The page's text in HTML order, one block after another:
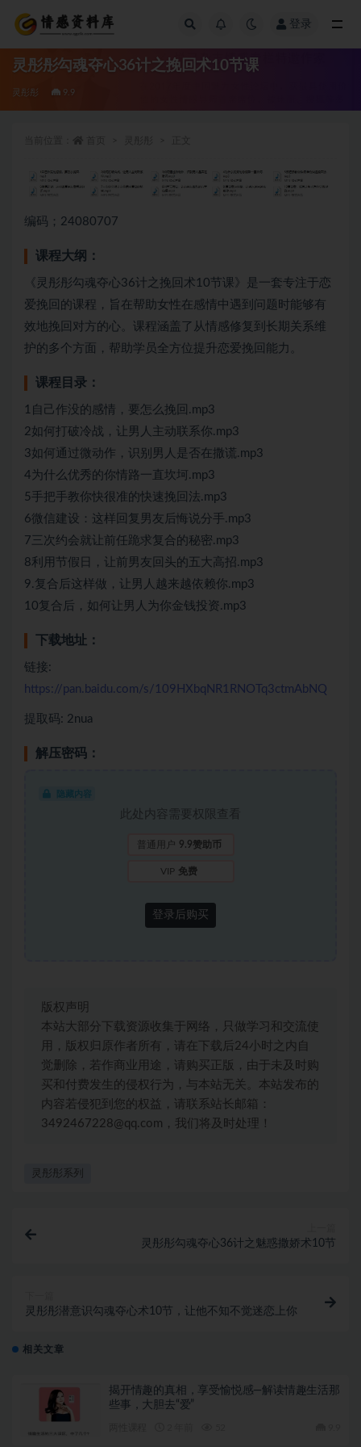
登录
灵彤彤勾魂夺心36计之挽回术10节课
灵彤彤 9.9
编码；24080707
课程大纲：
《灵彤彤勾魂夺心36计之挽回术10节课》是一套专注于恋
爱挽回的课程，旨在帮助女性在感情中遇到问题时能够有
效地挽回对方的心。课程涵盖了从情感修复到长期关系维
护的多个方面，帮助学员全方位提升恋爱挽回能力。
课程目录：
1自己作没的感情，要怎么挽回.mp3
2如何打破冷战，让男人主动联系你.mp3
3如何通过微动作，识别男人是否在撒谎.mp3
4为什么优秀的你情路一直坎坷.mp3
5手把手教你快很准的快速挽回法.mp3
6微信建设：这样回复男友后悔说分手.mp3
7三次约会就让前任跪求复合的秘密.mp3
8利用节假日，让前男友回头的五大高招.mp3
9.复合后这样做，让男人越来越依赖你.mp3
10复合后，如何让男人为你金钱投资.mp3
下载地址：
链接:
https://pan.baidu.com/s/109HXbqNR1RNOTq3ctmAbNQ
提取码: 2nua
解压密码：
隐藏内容
此处内容需要权限查看
普通用户 9.9赞助币
VIP 免费
登录后购买
版权声明
本站大部分下载资源收集于网络，只做学习和交流使
用，版权归原作者所有，请在下载后24小时之内自
觉删除，若作商业用途，请购买正版，由于未及时购
买和付费发生的侵权行为，与本站无关。本站发布的
内容若侵犯到您的权益，请联系站长邮箱：
3492467228@qq.com，我们将及时处理！
灵彤彤系列
灵彤彤勾魂夺心36计之魅惑撒娇术10节
灵彤彤潜意识勾魂夺心术10节，让他不知不觉迷恋上你
相关文章
揭开情趣的真相，享受愉悦感—解读情趣生活那
些事，大胆去“爱”